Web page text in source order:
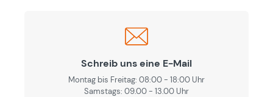
Schreib uns eine E-Mail
Montag bis Freitag: 08:00 - 18:00 Uhr
Samstags: 09.00 - 13.00 Uhr